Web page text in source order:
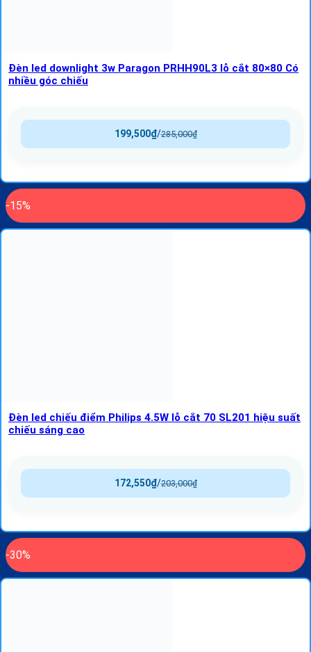
Đèn led downlight 3w Paragon PRHH90L3 lỗ cắt 80×80 Có
nhiều góc chiếu
285,000₫
/
199,500₫
-15%
Đèn led chiếu điểm Philips 4.5W lỗ cắt 70 SL201 hiệu suất
chiếu sáng cao
203,000₫
/
172,550₫
-30%